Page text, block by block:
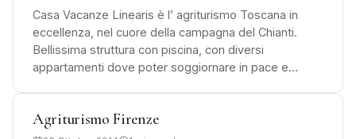
Casa Vacanze Linearis è l’ agriturismo Toscana in
eccellenza, nel cuore della campagna del Chianti.
Bellissima struttura con piscina, con diversi
appartamenti dove poter soggiornare in pace e…
Agriturismo Firenze